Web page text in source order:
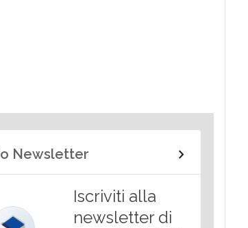
Newsletter
Iscriviti alla
newsletter di